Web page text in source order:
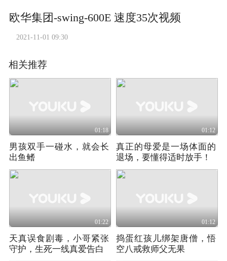
欧华集团-swing-600E 速度35次视频
2021-11-01 09:30
相关推荐
01:18
男孩双手一碰水，就会长
出鱼鳍
01:12
真正的母爱是一场体面的
退场，要懂得适时放手！
01:22
天真误食剧毒，小哥紧张
守护，生死一线真爱告白
01:12
捣蛋红孩儿绑架唐僧，悟
空八戒救师父无果